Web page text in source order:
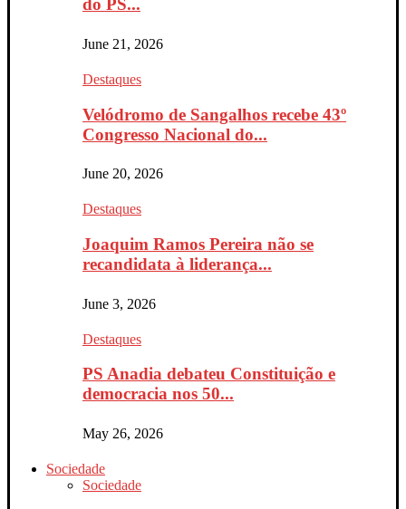
do PS...
June 21, 2026
Destaques
Velódromo de Sangalhos recebe 43º
Congresso Nacional do...
June 20, 2026
Destaques
Joaquim Ramos Pereira não se
recandidata à liderança...
June 3, 2026
Destaques
PS Anadia debateu Constituição e
democracia nos 50...
May 26, 2026
Sociedade
Sociedade